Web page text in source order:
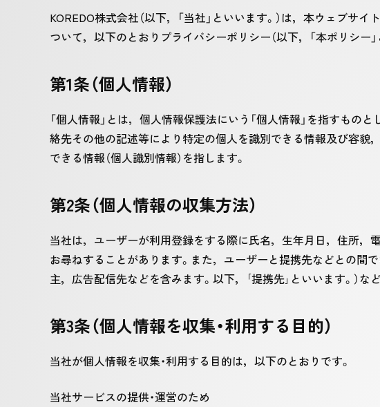
KOREDO株式会社（以下，「当社」といいます。）は，本ウェブサ
ついて，以下のとおりプライバシーポリシー（以下，「本ポリシー」
第1条（個人情報）
「個人情報」とは，個人情報保護法にいう「個人情報」を指すも
絡先その他の記述等により特定の個人を識別できる情報及び容
できる情報（個人識別情報）を指します。
第2条（個人情報の収集方法）
当社は，ユーザーが利用登録をする際に氏名，生年月日，住所
お尋ねすることがあります。また，ユーザーと提携先などとの間
主，広告配信先などを含みます。以下，｢提携先｣といいます。）な
第3条（個人情報を収集・利用する目的）
当社が個人情報を収集・利用する目的は，以下のとおりです。
当社サービスの提供・運営のため